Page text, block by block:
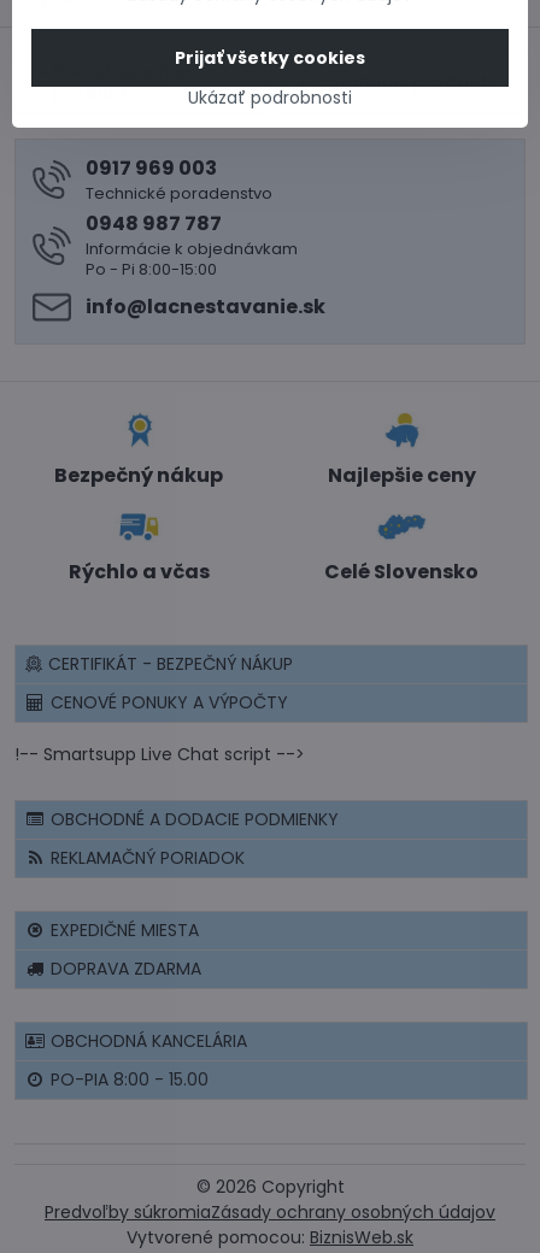
Predchádzajúci
produkt
Nasledujúci produkt
0917 969 003
Technické poradenstvo
0948 987 787
Informácie k objednávkam
Po - Pi 8:00-15:00
info​@lacnestavanie​.sk
Bezpečný nákup Najlepšie ceny
Rýchlo a včas Celé Slovensko
CERTIFIKÁT - BEZPEČNÝ NÁKUP
CENOVÉ PONUKY A VÝPOČTY
!-- Smartsupp Live Chat script -->
OBCHODNÉ A DODACIE PODMIENKY
REKLAMAČNÝ PORIADOK
EXPEDIČNÉ MIESTA
DOPRAVA ZDARMA
OBCHODNÁ KANCELÁRIA
PO-PIA 8:00 - 15.00
© 2026 Copyright
Predvoľby súkromiaZásady ochrany osobných údajov
Vytvorené pomocou: BiznisWeb.sk
Ukázať podrobnosti
Prijať všetky cookies